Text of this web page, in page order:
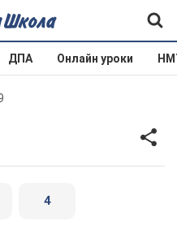
ДПА Онлайн уроки
4